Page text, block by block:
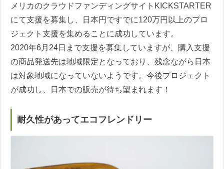
メリカのクラウドファンディングサイトKICKSTARTER
にて支援を募集し、日本円ですでに120万円以上のプロ
ジェクト支援を集めることに成功しています。
2020年6月24日まで支援を募集していますが、購入支援
の商品発送先は地域限定となっており、残念ながら日本
は対象地域になっていないようです。今後プロジェクト
が成功し、日本での販売が待ち望まれます！
耐久性があってエコフレンドリー